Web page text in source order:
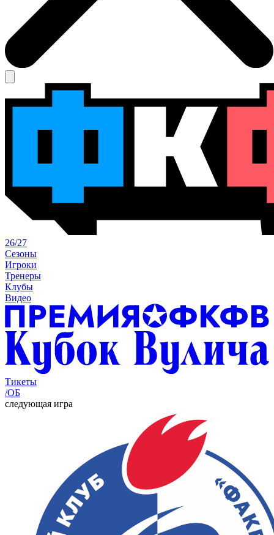
26/27
Сезоны
Игроки
Тренеры
Клубы
Видео
Тикеты
/ОБ
следующая игра